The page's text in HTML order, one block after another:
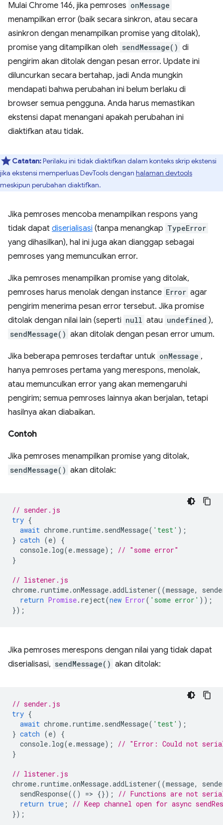
Mulai Chrome 146, jika pemroses onMessage
menampilkan error (baik secara sinkron, atau secara
asinkron dengan menampilkan promise yang ditolak),
promise yang ditampilkan oleh sendMessage() di
pengirim akan ditolak dengan pesan error. Update ini
diluncurkan secara bertahap, jadi Anda mungkin
mendapati bahwa perubahan ini belum berlaku di
browser semua pengguna. Anda harus memastikan
ekstensi dapat menangani apakah perubahan ini
diaktifkan atau tidak.
Catatan:Perilaku ini tidak diaktifkan dalam konteks skrip ekstensi
jika ekstensi memperluas DevTools dengan halaman devtools
meskipun perubahan diaktifkan.
Jika pemroses mencoba menampilkan respons yang
tidak dapat diserialisasi (tanpa menangkap TypeError
yang dihasilkan), hal ini juga akan dianggap sebagai
pemroses yang memunculkan error.
Jika pemroses menampilkan promise yang ditolak,
pemroses harus menolak dengan instance Error agar
pengirim menerima pesan error tersebut. Jika promise
ditolak dengan nilai lain (seperti null atau undefined ),
sendMessage() akan ditolak dengan pesan error umum.
Jika beberapa pemroses terdaftar untuk onMessage ,
hanya pemroses pertama yang merespons, menolak,
atau memunculkan error yang akan memengaruhi
pengirim; semua pemroses lainnya akan berjalan, tetapi
hasilnya akan diabaikan.
Contoh
Jika pemroses menampilkan promise yang ditolak,
sendMessage() akan ditolak:
// sender.js
try {
await chrome. runtime. sendMessage( 'test' );
} catch (e)
{
console. log(e.message);
// "some error"
}
// listener.js
chrome. runtime.onMessage.addListener((message,
return Promise. reject(new Error( 'some error' ));
});
Jika pemroses merespons dengan nilai yang tidak dapat
diserialisasi, sendMessage() akan ditolak:
// sender.js
try {
await chrome. runtime. sendMessage( 'test' );
} catch (e)
{
console. log(e.message);
// "Error: Could not
}
// listener.js
chrome. runtime.onMessage.addListener((message,
sendResponse(() => {});
// Functions are not
return true ;
// Keep channel open for async
});